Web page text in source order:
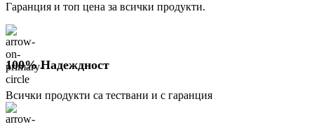
Гаранция и топ цена за всички продукти.
100% Надеждност
Всички продукти са тествани и с гаранция